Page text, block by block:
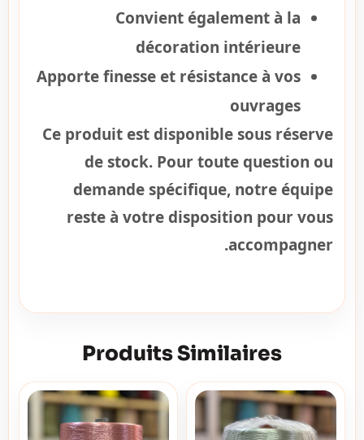
Convient également à la
décoration intérieure
Apporte finesse et résistance à vos
ouvrages
Ce produit est disponible sous réserve
de stock. Pour toute question ou
demande spécifique, notre équipe
reste à votre disposition pour vous
accompagner.
Produits Similaires